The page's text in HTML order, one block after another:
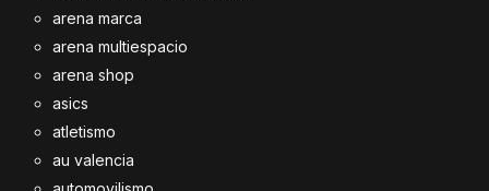
arena marca
arena multiespacio
arena shop
asics
atletismo
au valencia